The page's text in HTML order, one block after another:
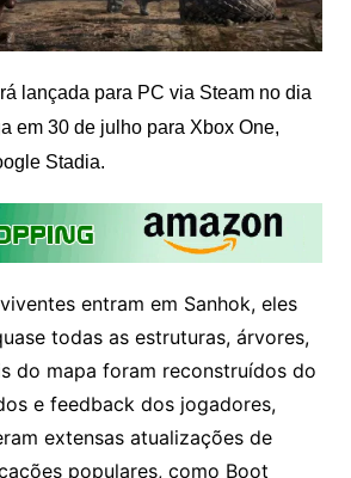
lançada para PC via Steam no dia
em 30 de julho para Xbox One,
Stadia.
entram em Sanhok, eles
todas as estruturas, árvores,
do mapa foram reconstruídos do
e feedback dos jogadores,
extensas atualizações de
populares, como Boot